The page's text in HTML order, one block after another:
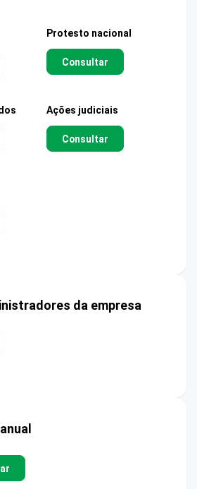
Protesto nacional
Consultar
Ações judiciais
Consultar
da empresa